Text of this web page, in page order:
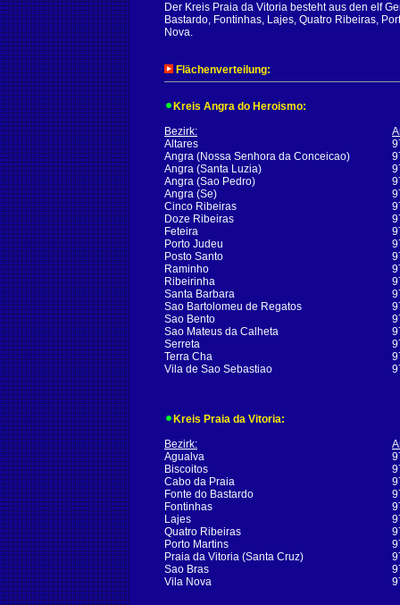
Der Kreis Praia da Vitoria besteht aus den elf
Bastardo, Fontinhas, Lajes, Quatro Ribeiras,
Nova.
Flächenverteilung:
Kreis Angra do Heroismo:
Bezirk:
Altares
Angra (Nossa Senhora da Conceicao)
Angra (Santa Luzia)
Angra (Sao Pedro)
Angra (Se)
Cinco Ribeiras
Doze Ribeiras
Feteira
Porto Judeu
Posto Santo
Raminho
Ribeirinha
Santa Barbara
Sao Bartolomeu de Regatos
Sao Bento
Sao Mateus da Calheta
Serreta
Terra Cha
Vila de Sao Sebastiao
Kreis Praia da Vitoria:
Bezirk:
Agualva
Biscoitos
Cabo da Praia
Fonte do Bastardo
Fontinhas
Lajes
Quatro Ribeiras
Porto Martins
Praia da Vitoria (Santa Cruz)
Sao Bras
Vila Nova